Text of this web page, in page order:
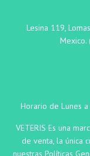
Lesina 119,
Mexico.
Horario de Lunes
VETERIS Es una
de venta, la única